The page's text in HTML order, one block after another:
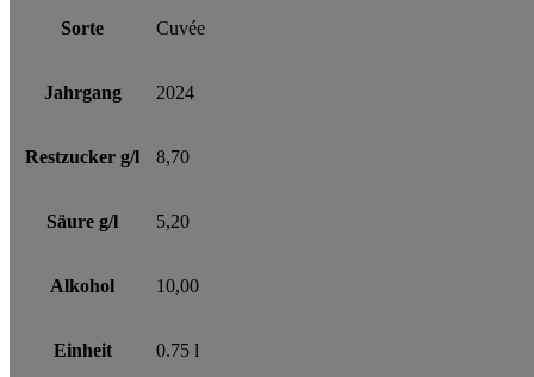
Sorte Cuvée
Jahrgang 2024
Restzucker g/l 8,70
Säure g/l 5,20
Alkohol 10,00
Einheit 0.75 l